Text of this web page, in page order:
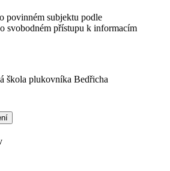
povinném subjektu podle
svobodném přístupu k informacím
škola plukovníka Bedřicha